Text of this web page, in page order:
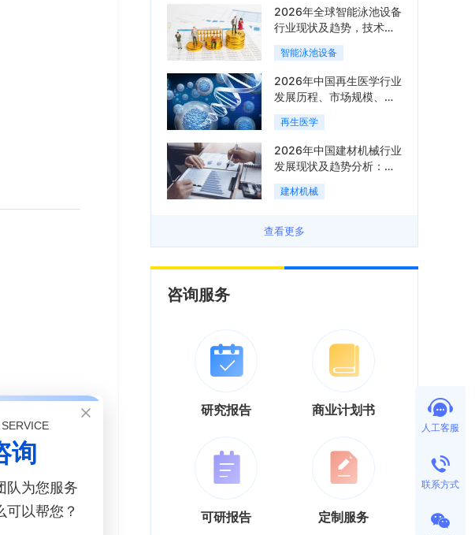
2026年全球智能泳池设备
行业现状及趋势，技术端
朝着系统集成、绿色节能
方向迭代「图」
智能泳池设备
2026年中国再生医学行业
发展历程、市场规模、相
关政策、产业链、竞争格
局及发展潜力分析「图」
再生医学
2026年中国建材机械行业
发展现状及趋势分析：企
业加速向“装备+系统+服
务”综合服务商转型「图」
建材机械
查看更多
咨询服务
研究报告 商业计划书
可研报告 定制服务
人工客服
联系方式
询
队为您服务
可以帮您？